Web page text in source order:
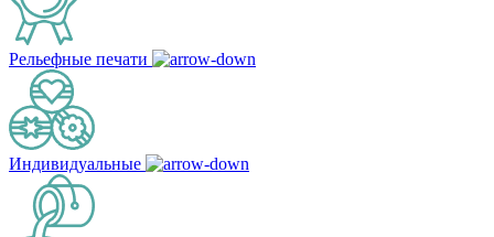
Рельефные печати
Индивидуальные